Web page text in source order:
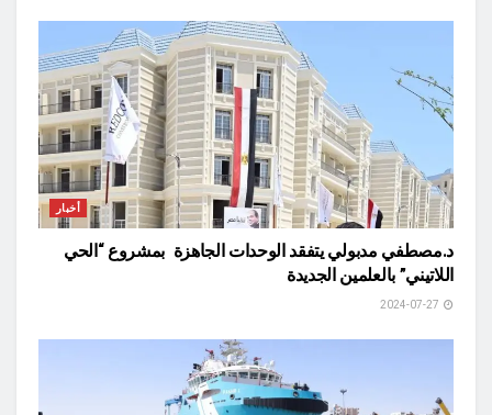
أخبار
د.مصطفي مدبولي يتفقد الوحدات الجاهزة بمشروع “الحي
اللاتيني” بالعلمين الجديدة